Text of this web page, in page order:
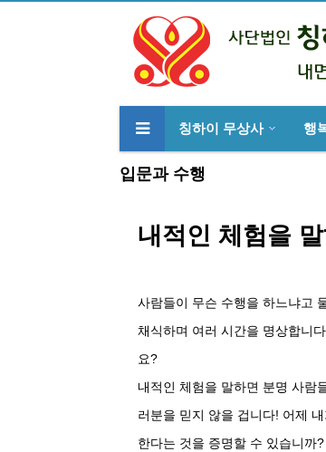
칭하이 무상사 행
입문과 수행
내적인 체험을
사람들이 무슨 수행을 하느냐고
채식하며 여러 시간을 명상합니
요?
내적인 체험을 말하면 분명 사람
러분을 믿지 않을 겁니다! 어제
한다는 것을 증명할 수 있습니까